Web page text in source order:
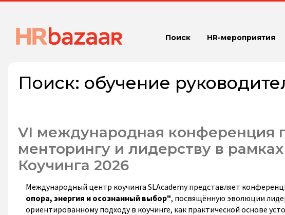
Поиск HR-мероприятия
Поиск: обучение
VI международная конференция
менторингу и лидерству в
Коучинга 2026
Международный центр коучинга SLAcademy представляет
опора, энергия и осознанный выбор", посвящённую эволюции
ориентированному подходу в коучинге, как практической основе